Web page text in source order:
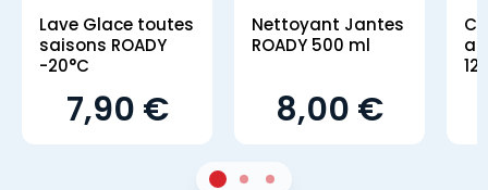
Lave Glace toutes
saisons ROADY
-20°C
7,90 €
Nettoyant Jantes
ROADY 500 ml
8,00 €
Sur 22Sur 23Sur 2